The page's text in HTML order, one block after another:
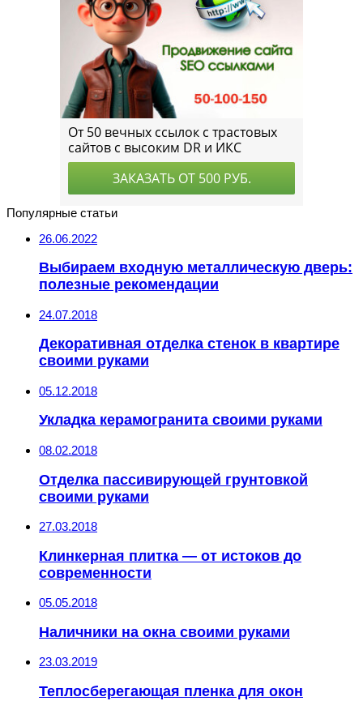
Популярные статьи
26.06.2022
Выбираем входную металлическую дверь:
полезные рекомендации
24.07.2018
Декоративная отделка стенок в квартире
своими руками
05.12.2018
Укладка керамогранита своими руками
08.02.2018
Отделка пассивирующей грунтовкой
своими руками
27.03.2018
Клинкерная плитка — от истоков до
современности
05.05.2018
Наличники на окна своими руками
23.03.2019
Теплосберегающая пленка для окон